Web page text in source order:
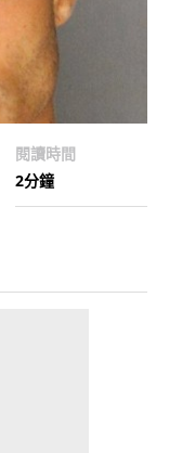
閱讀時間
2分鐘